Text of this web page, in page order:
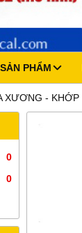
SẢN PHẨM
XƯƠNG - KHỚP
0
0